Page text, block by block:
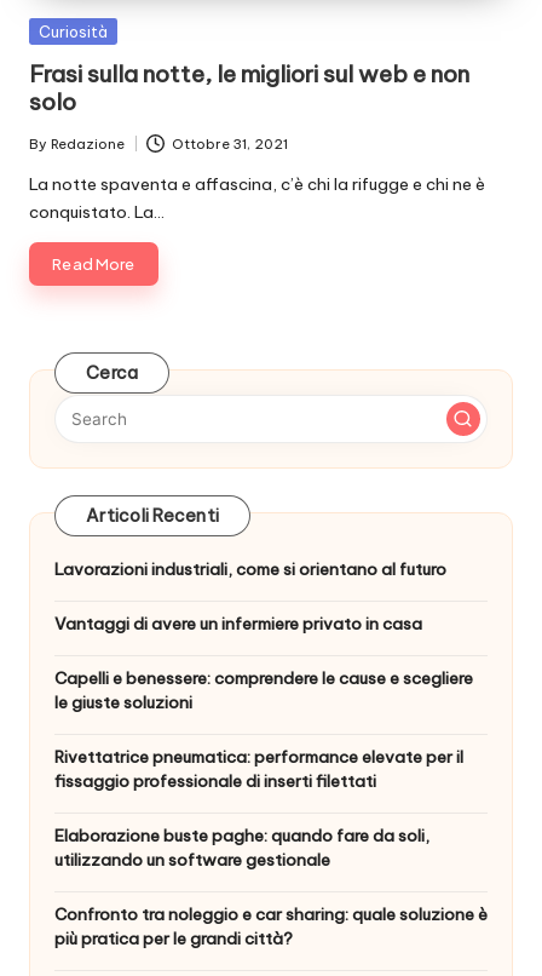
Posted
Curiosità
Frasi sulla notte, le migliori sul web e non
solo
Posted
by
By Redazione Ottobre 31, 2021
La notte spaventa e affascina, c’è chi la rifugge e chi ne è
conquistato. La…
Read More
Cerca
Articoli Recenti
Lavorazioni industriali, come si orientano al futuro
Vantaggi di avere un infermiere privato in casa
Capelli e benessere: comprendere le cause e scegliere
le giuste soluzioni
Rivettatrice pneumatica: performance elevate per il
fissaggio professionale di inserti filettati
Elaborazione buste paghe: quando fare da soli,
utilizzando un software gestionale
Confronto tra noleggio e car sharing: quale soluzione è
più pratica per le grandi città?